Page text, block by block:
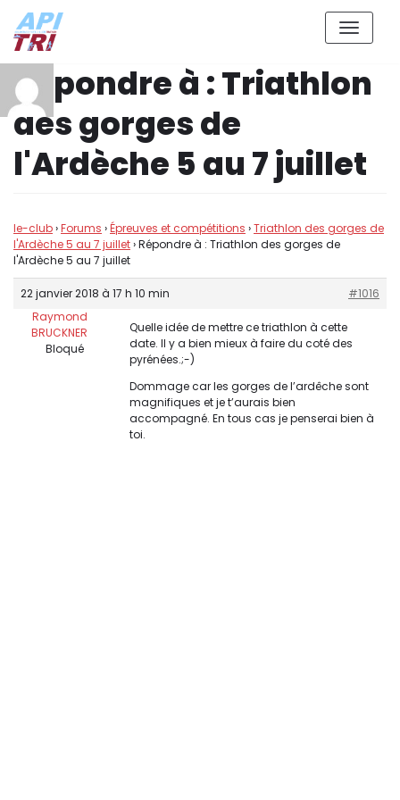
Aller
contenu
Répondre à : Triathlon
des gorges de
l'Ardèche 5 au 7 juillet
le-club›Forums ›Épreuves et compétitions ›Triathlon des gorges de
l'Ardèche 5 au 7 juillet›Répondre à : Triathlon des gorges de
l'Ardèche 5 au 7 juillet
22 janvier 2018 à 17 h 10 min
#1016
Raymond
BRUCKNER
Bloqué
Quelle idée de mettre ce triathlon à cette
date. Il y a bien mieux à faire du coté des
pyrénées.;-)
Dommage car les gorges de l’ardêche sont
magnifiques et je t’aurais bien
accompagné. En tous cas je penserai bien à
toi.